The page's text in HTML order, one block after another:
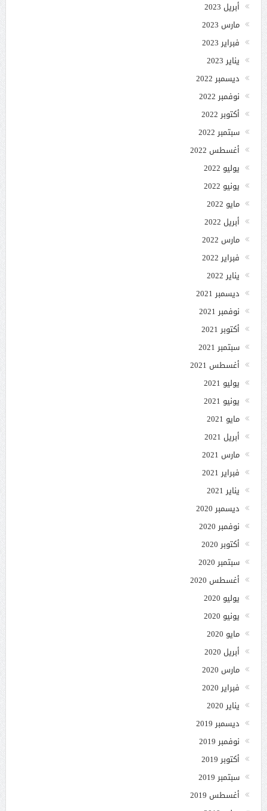
أبريل 2023
مارس 2023
فبراير 2023
يناير 2023
ديسمبر 2022
نوفمبر 2022
أكتوبر 2022
سبتمبر 2022
أغسطس 2022
يوليو 2022
يونيو 2022
مايو 2022
أبريل 2022
مارس 2022
فبراير 2022
يناير 2022
ديسمبر 2021
نوفمبر 2021
أكتوبر 2021
سبتمبر 2021
أغسطس 2021
يوليو 2021
يونيو 2021
مايو 2021
أبريل 2021
مارس 2021
فبراير 2021
يناير 2021
ديسمبر 2020
نوفمبر 2020
أكتوبر 2020
سبتمبر 2020
أغسطس 2020
يوليو 2020
يونيو 2020
مايو 2020
أبريل 2020
مارس 2020
فبراير 2020
يناير 2020
ديسمبر 2019
نوفمبر 2019
أكتوبر 2019
سبتمبر 2019
أغسطس 2019